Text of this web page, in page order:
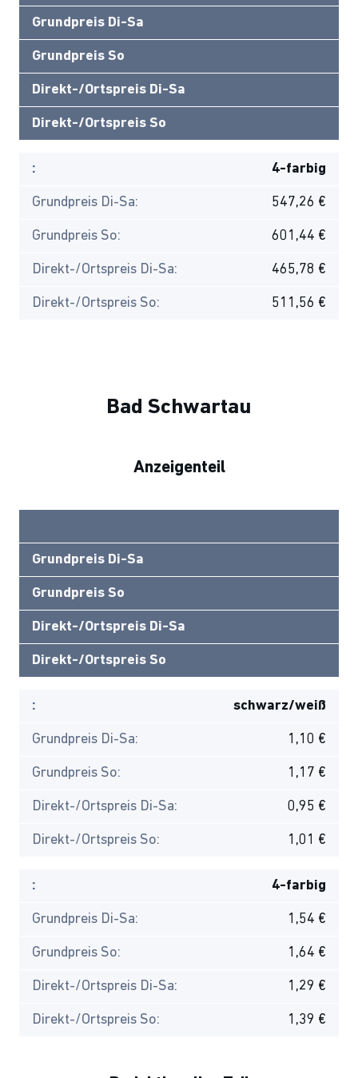
Grundpreis Di-Sa
Grundpreis So
Direkt-/Ortspreis Di-Sa
Direkt-/Ortspreis So
: 4-farbig
Grundpreis Di-Sa: 547,26 €
Grundpreis So: 601,44 €
Direkt-/Ortspreis Di-Sa: 465,78 €
Direkt-/Ortspreis So: 511,56 €
Bad Schwartau
Anzeigenteil
Grundpreis Di-Sa
Grundpreis So
Direkt-/Ortspreis Di-Sa
Direkt-/Ortspreis So
: schwarz/weiß
Grundpreis Di-Sa: 1,10 €
Grundpreis So: 1,17 €
Direkt-/Ortspreis Di-Sa: 0,95 €
Direkt-/Ortspreis So: 1,01 €
: 4-farbig
Grundpreis Di-Sa: 1,54 €
Grundpreis So: 1,64 €
Direkt-/Ortspreis Di-Sa: 1,29 €
Direkt-/Ortspreis So: 1,39 €